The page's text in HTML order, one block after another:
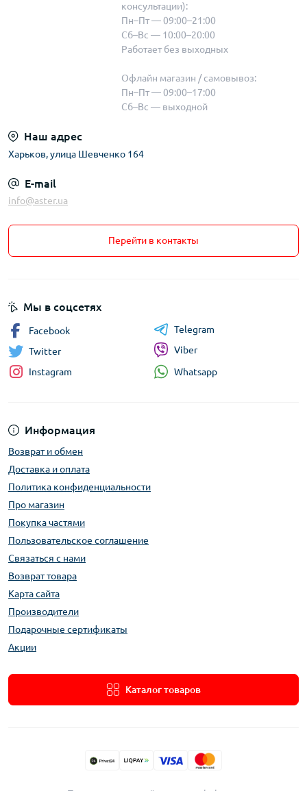
консультации):
Пн–Пт — 09:00–21:00
Сб–Вс — 10:00–20:00
Работает без выходных
Офлайн магазин / самовывоз:
Пн–Пт — 09:00–17:00
Сб–Вс — выходной
Наш адрес
Харьков, улица Шевченко 164
E-mail
info@aster.ua
Перейти в контакты
Информация
Возврат и обмен
Доставка и оплата
Политика конфиденциальности
Про магазин
Покупка частями
Пользовательское соглашение
Связаться с нами
Возврат товара
Карта сайта
Производители
Подарочные сертификаты
Акции
Каталог товаров
Мы в соцсетях
Facebook
Twitter
Instagram
Telegram
Viber
Whatsapp